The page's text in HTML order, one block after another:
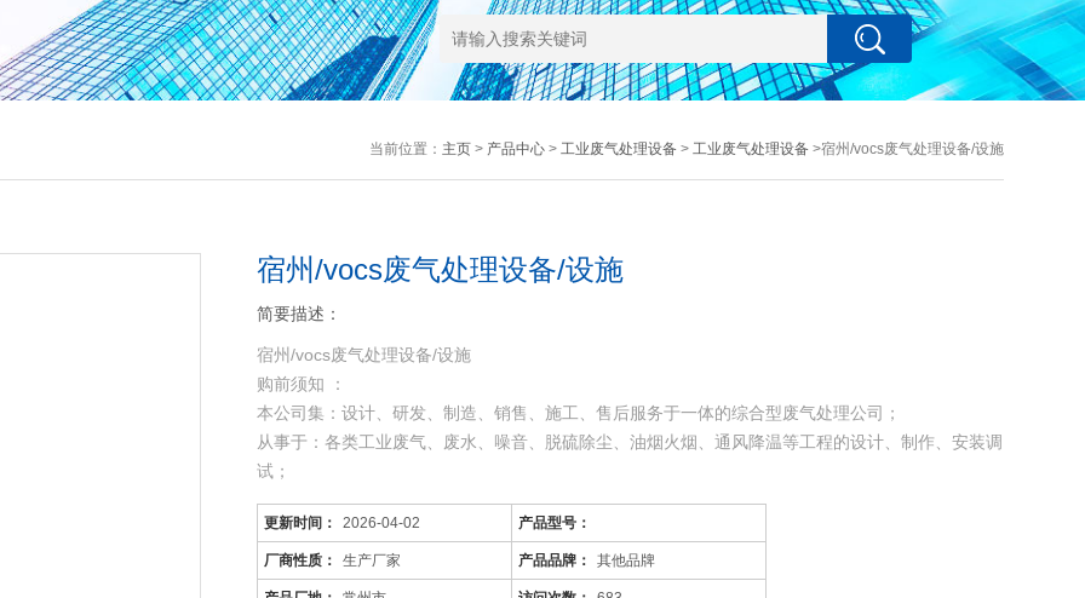
当前位置： 主页> 产品中心> 工业废气处理设备> 工业废气处理设备>宿州/vocs废气处理设备/设施
宿州/vocs废气处理设备/设施
简要描述：
宿州/vocs废气处理设备/设施
购前须知 ：
本公司集：设计、研发、制造、销售、施工、售后服务于一体的综合型废气处理公司；
从事于：各类工业废气、废水、噪音、脱硫除尘、油烟火烟、通风降温等工程的设计、制作、安装调
试；
由于市场价格浮动影响，以上产品价格、属性仅供参考
宿州/vocs废气处理设备/设施
更新时间： 2026-04-02 产品型号：
厂商性质： 生产厂家 产品品牌： 其他品牌